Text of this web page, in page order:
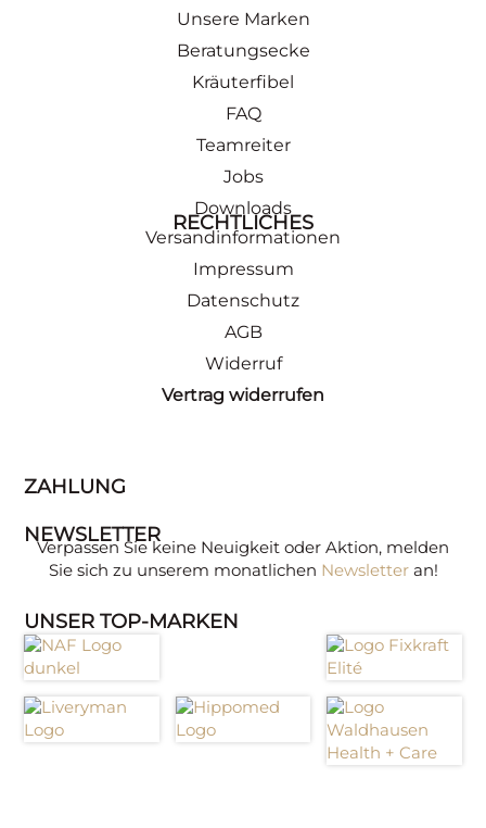
Unsere Marken
Beratungsecke
Kräuterfibel
FAQ
Teamreiter
Jobs
Downloads
RECHTLICHES
Versandinformationen
Impressum
Datenschutz
AGB
Widerruf
Vertrag widerrufen
ZAHLUNG
NEWSLETTER
Verpassen Sie keine Neuigkeit oder Aktion, melden
Sie sich zu unserem monatlichen Newsletteran!
UNSER TOP-MARKEN